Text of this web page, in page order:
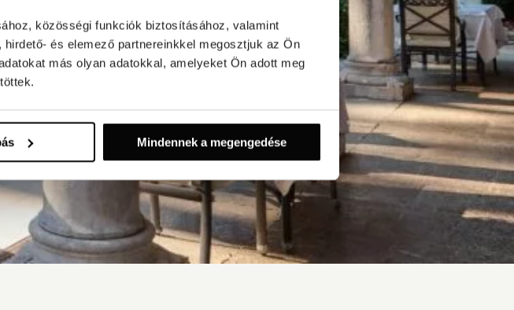
közösségi funkciók biztosításához, valamint
és elemező partnereinkkel megosztjuk az Ön
más olyan adatokkal, amelyeket Ön adott meg
Mindennek a megengedése